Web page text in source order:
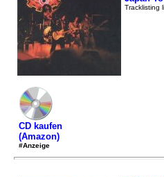
Tracklisting
CD kaufen
(Amazon)
#Anzeige